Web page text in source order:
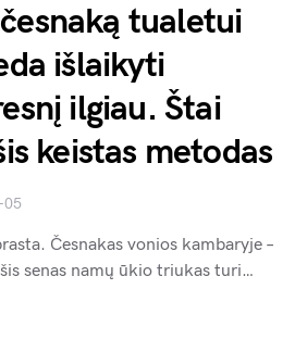
tualetui
išlaikyti
ilgiau. Štai
keistas metodas
05
Česnakas vonios kambaryje –
senas namų ūkio triukas turi…